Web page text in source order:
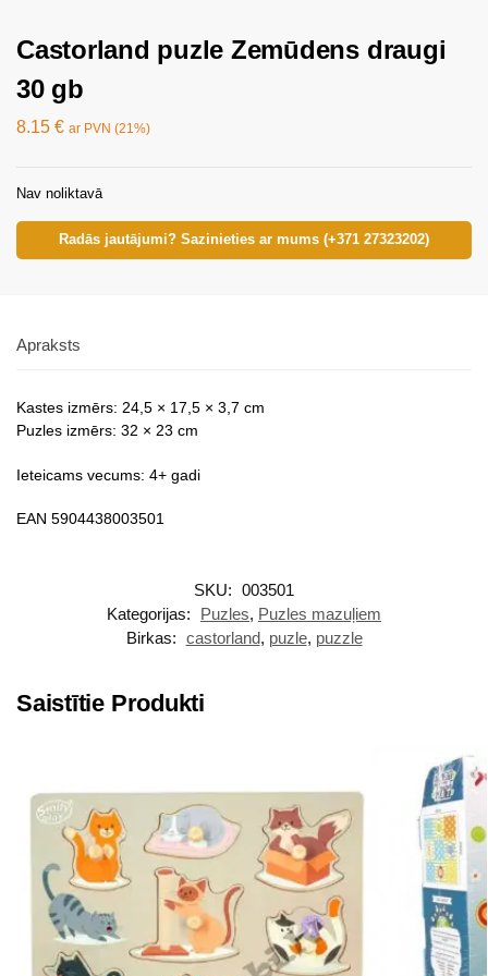
Castorland puzle Zemūdens draugi
30 gb
8.15 € ar PVN (21%)
Nav noliktavā
Radās jautājumi? Sazinieties ar mums (+371 27323202)
Apraksts
Kastes izmērs: 24,5 × 17,5 × 3,7 cm
Puzles izmērs: 32 × 23 cm
Ieteicams vecums: 4+ gadi
EAN 5904438003501
SKU: 003501
Kategorijas:
Puzles, Puzles mazuļiem
Birkas: castorland, puzle, puzzle
Saistītie Produkti